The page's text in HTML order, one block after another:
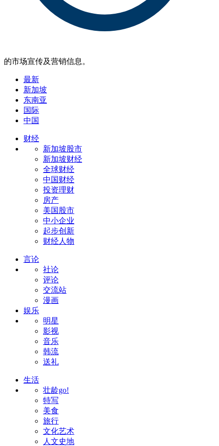
的市场宣传及营销信息。
最新
新加坡
东南亚
国际
中国
财经
新加坡股市
新加坡财经
全球财经
中国财经
投资理财
房产
美国股市
中小企业
起步创新
财经人物
言论
社论
评论
交流站
漫画
娱乐
明星
影视
音乐
韩流
送礼
生活
壮龄go!
特写
美食
旅行
文化艺术
人文史地